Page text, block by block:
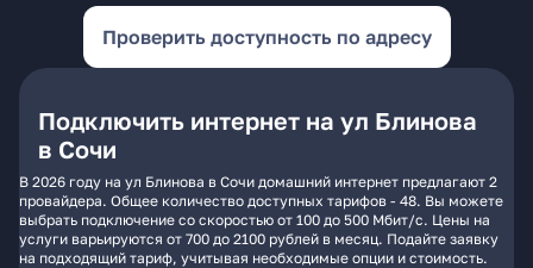
Проверить доступность по адресу
Подключить интернет на ул Блинова
в Сочи
В 2026 году на ул Блинова в Сочи домашний интернет предлагают 2
провайдера. Общее количество доступных тарифов - 48. Вы можете
выбрать подключение со скоростью от 100 до 500 Мбит/с. Цены на
услуги варьируются от 700 до 2100 рублей в месяц. Подайте заявку
на подходящий тариф, учитывая необходимые опции и стоимость.